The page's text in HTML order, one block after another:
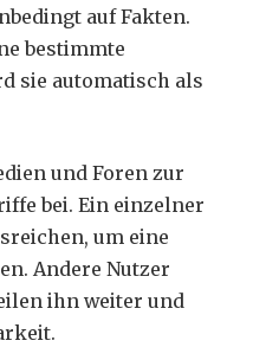
auf Fakten.
bestimmte
sie automatisch als
und Foren zur
bei. Ein einzelner
um eine
Andere Nutzer
ihn weiter und